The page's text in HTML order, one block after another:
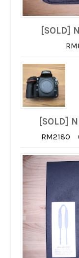
[SOLD]
[SOLD]
RM2180